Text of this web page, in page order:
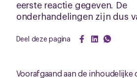
eerste reactie gegeven. De
onderhandelingen zijn dus
Deel deze pagina
Voorafgaand aan de